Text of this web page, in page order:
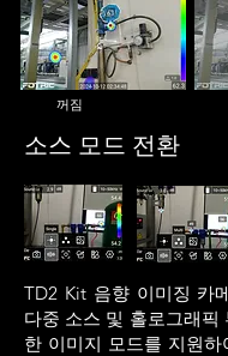
꺼짐
소스 모드 전환
TD2 Kit 음향 이미징 카
다중 소스 및 홀로그래픽
한 이미지 모드를 지원